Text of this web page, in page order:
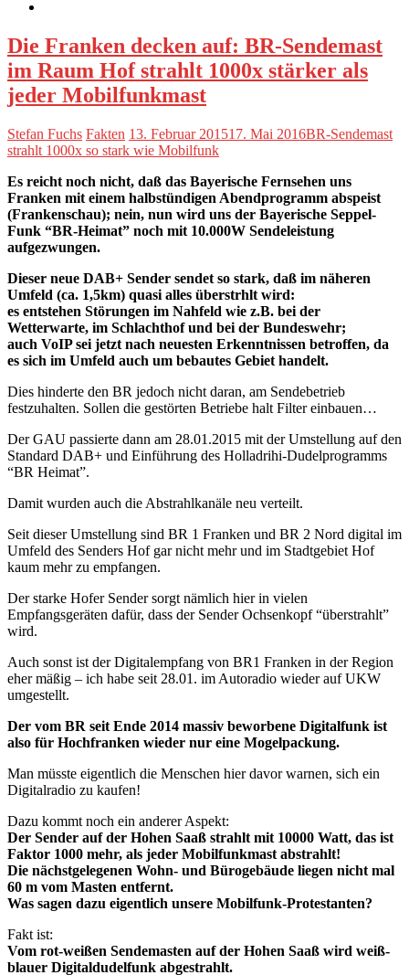
Die Franken decken auf: BR-Sendemast
im Raum Hof strahlt 1000x stärker als
jeder Mobilfunkmast
Stefan Fuchs Fakten 13. Februar 201517. Mai 2016BR-Sendemast
strahlt 1000x so stark wie Mobilfunk
Es reicht noch nicht, daß das Bayerische Fernsehen uns
Franken mit einem halbstündigen Abendprogramm abspeist
(Frankenschau); nein, nun wird uns der Bayerische Seppel-
Funk “BR-Heimat” noch mit 10.000W Sendeleistung
aufgezwungen.
Dieser neue DAB+ Sender sendet so stark, daß im näheren
Umfeld (ca. 1,5km) quasi alles überstrhlt wird:
es entstehen Störungen im Nahfeld wie z.B. bei der
Wetterwarte, im Schlachthof und bei der Bundeswehr;
auch VoIP sei jetzt nach neuesten Erkenntnissen betroffen, da
es sich im Umfeld auch um bebautes Gebiet handelt.
Dies hinderte den BR jedoch nicht daran, am Sendebetrieb
festzuhalten. Sollen die gestörten Betriebe halt Filter einbauen…
Der GAU passierte dann am 28.01.2015 mit der Umstellung auf den
Standard DAB+ und Einführung des Holladrihi-Dudelprogramms
“BR Heimat”.
Damit wurden auch die Abstrahlkanäle neu verteilt.
Seit dieser Umstellung sind BR 1 Franken und BR 2 Nord digital im
Umfeld des Senders Hof gar nicht mehr und im Stadtgebiet Hof
kaum mehr zu empfangen.
Der starke Hofer Sender sorgt nämlich hier in vielen
Empfangsgeräten dafür, dass der Sender Ochsenkopf “überstrahlt”
wird.
Auch sonst ist der Digitalempfang von BR1 Franken in der Region
eher mäßig – ich habe seit 28.01. im Autoradio wieder auf UKW
umgestellt.
Der vom BR seit Ende 2014 massiv beworbene Digitalfunk ist
also für Hochfranken wieder nur eine Mogelpackung.
Man müsste eigentlich die Menschen hier davor warnen, sich ein
Digitalradio zu kaufen!
Dazu kommt noch ein anderer Aspekt:
Der Sender auf der Hohen Saaß strahlt mit 10000 Watt, das ist
Faktor 1000 mehr, als jeder Mobilfunkmast abstrahlt!
Die nächstgelegenen Wohn- und Bürogebäude liegen nicht mal
60 m vom Masten entfernt.
Was sagen dazu eigentlich unsere Mobilfunk-Protestanten?
Fakt ist:
Vom rot-weißen Sendemasten auf der Hohen Saaß wird weiß-
blauer Digitaldudelfunk abgestrahlt.